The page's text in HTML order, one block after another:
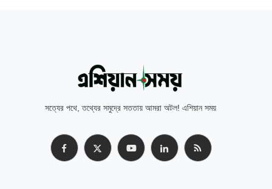
সত্যের পথে, তথ্যের সমুদ্রে সততায় আমরা অটল! এশিয়ান সময়